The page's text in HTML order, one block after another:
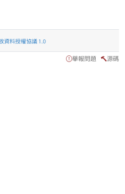
資料授權協議 1.0
舉報問題 源碼